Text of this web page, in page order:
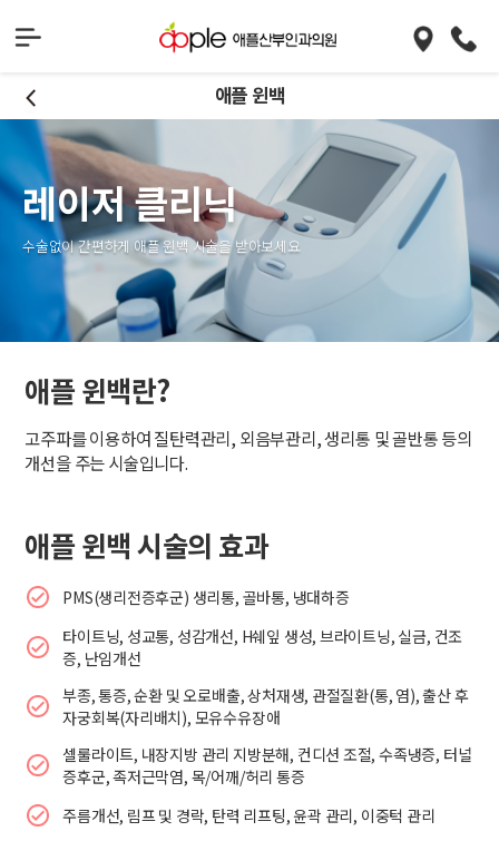
애플 윈백
레이저 클리닉
수술없이 간편하게 애플 윈백 시술을 받아보세요
애플 윈백란?
고주파를 이용하여 질탄력관리, 외음부관리, 생리통 및 골반통 등의
개선을 주는 시술입니다.
애플 윈백 시술의 효과
PMS(생리전증후군) 생리통, 골바통, 냉대하증
타이트닝, 성교통, 성감개선, H쉐잎 생성, 브라이트닝, 실금, 건조
증, 난임개선
부종, 통증, 순환 및 오로배출, 상처재생, 관절질환(통, 염), 출산 후
자궁회복(자리배치), 모유수유장애
셀룰라이트, 내장지방 관리 지방분해, 컨디션 조절, 수족냉증, 터널
증후군, 족저근막염, 목/어깨/허리 통증
주름개선, 림프 및 경락, 탄력 리프팅, 윤곽 관리, 이중턱 관리